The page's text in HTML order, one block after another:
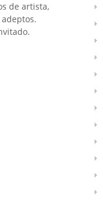
de artista,